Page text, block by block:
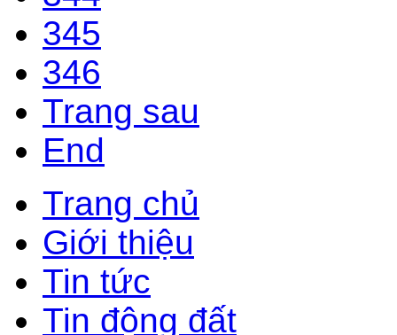
345
346
Trang sau
End
Trang chủ
Giới thiệu
Tin tức
Tin động đất